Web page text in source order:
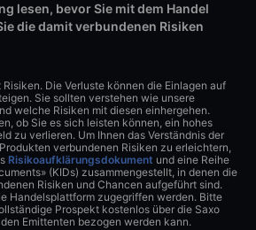
lesen, bevor Sie mit dem Handel
die damit verbundenen Risiken
Die Verluste können die Einlagen auf
Sie sollten verstehen wie unsere
welche Risiken mit diesen einhergehen.
ob Sie es sich leisten können, ein hohes
zu verlieren. Um Ihnen das Verständnis der
verbundenen Risiken zu erleichtern,
Risikoaufklärungsdokument und eine Reihe
(KIDs) zusammengestellt, in denen die
Risiken und Chancen aufgeführt sind.
Handelsplattform zugegriffen werden. Bitte
Prospekt kostenlos über die Saxo
Emittenten bezogen werden kann.